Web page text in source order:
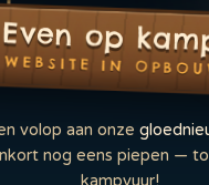
Even op
WEBSITE IN
volop aan onze
nog eens piepen —
kampvuur!